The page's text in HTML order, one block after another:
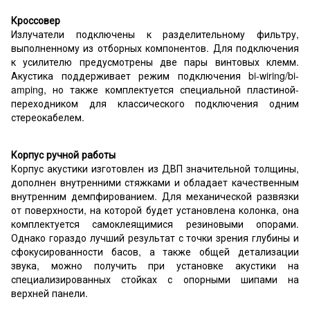
Кроссовер
Излучатели подключены к разделительному фильтру,
выполненному из отборных компонентов. Для подключения
к усилителю предусмотрены две пары винтовых клемм.
Акустика поддерживает режим подключения bi-wiring/bi-
amping, но также комплектуется специальной пластиной-
переходником для классического подключения одним
стереокабелем.
Корпус ручной работы
Корпус акустики изготовлен из ДВП значительной толщины,
дополнен внутренними стяжками и обладает качественным
внутренним демпфированием. Для механической развязки
от поверхности, на которой будет установлена колонка, она
комплектуется самоклеящимися резиновыми опорами.
Однако гораздо лучший результат с точки зрения глубины и
сфокусированности басов, а также общей детализации
звука, можно получить при установке акустики на
специализированных стойках с опорными шипами на
верхней панели.